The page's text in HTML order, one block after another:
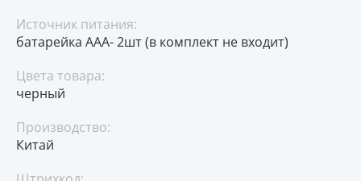
Источник питания:
батарейка ААА- 2шт (в комплект не входит)
Цвета товара:
черный
Производство:
Китай